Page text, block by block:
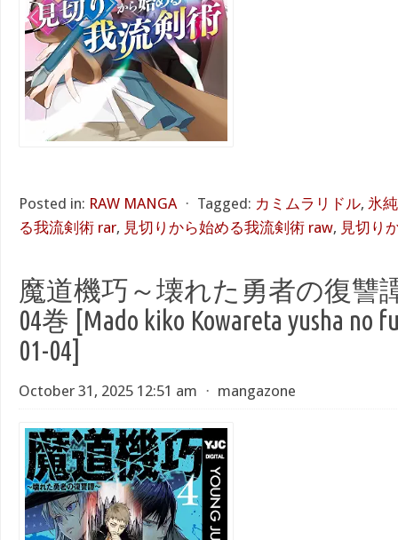
Posted in: RAW MANGA ⋅ Tagged: カミムラリドル, 氷純
る我流剣術 rar, 見切りから始める我流剣術 raw, 見切り
魔道機巧～壊れた勇者の復讐
04巻 [Mado kiko Kowareta yusha no
01-04]
October 31, 2025 12:51 am ⋅ mangazone